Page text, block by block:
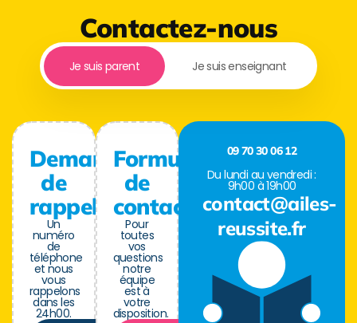
Contactez-nous
Je suis parent Je suis enseignant
Demande
de
rappel
Un
numéro
de
téléphone
et nous
vous
rappelons
dans les
24h00.
Formulaire
de
contact
Pour
toutes
vos
questions
notre
équipe
est à
votre
disposition.
09 70 30 06 12
Du lundi au vendredi :
9h00 à 19h00
contact@ailes-
reussite.fr